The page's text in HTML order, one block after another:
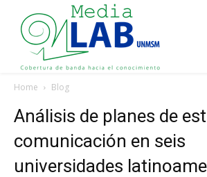
Home Blog
Análisis de planes de
comunicación en seis
universidades